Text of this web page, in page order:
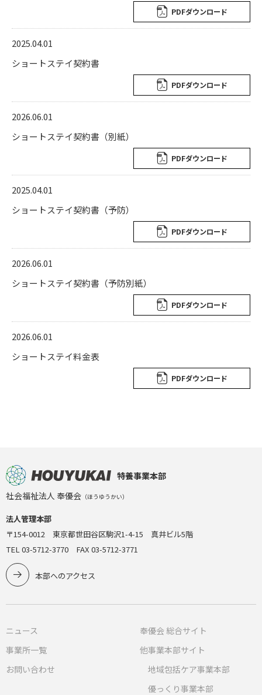
PDFダウンロード
2025.04.01
ショートステイ契約書
PDFダウンロード
2026.06.01
ショートステイ契約書（別紙）
PDFダウンロード
2025.04.01
ショートステイ契約書（予防）
PDFダウンロード
2026.06.01
ショートステイ契約書（予防別紙）
PDFダウンロード
2026.06.01
ショートステイ料金表
PDFダウンロード
特養事業本部
社会福祉法人 奉優会 （ほうゆうかい）
法人管理本部
〒154-0012 東京都世田谷区駒沢1-4-15 真井ビル5階
TEL 03-5712-3770 FAX 03-5712-3771
本部へのアクセス
ニュース
事業所一覧
お問い合わせ
奉優会 総合サイト
他事業本部サイト
地域包括ケア事業本部
優っくり事業本部